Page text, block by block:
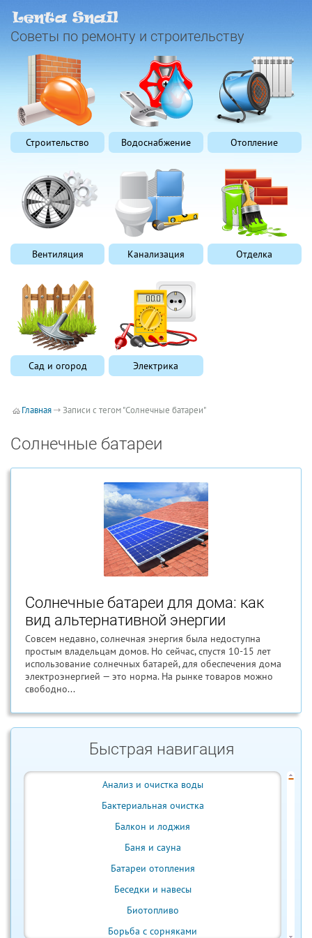
Советы по ремонту и строительству
Строительство Водоснабжение Отопление
Вентиляция Канализация Отделка
Сад и огород Электрика
Главная Записи с тегом "Солнечные батареи"
Солнечные батареи
Солнечные батареи для дома: как
вид альтернативной энергии
Совсем недавно, солнечная энергия была недоступна
простым владельцам домов. Но сейчас, спустя 10-15 лет
использование солнечных батарей, для обеспечения дома
электроэнергией — это норма. На рынке товаров можно
свободно...
Быстрая навигация
Анализ и очистка воды
Бактериальная очистка
Балкон и лоджия
Баня и сауна
Батареи отопления
Беседки и навесы
Биотопливо
Борьба с сорняками